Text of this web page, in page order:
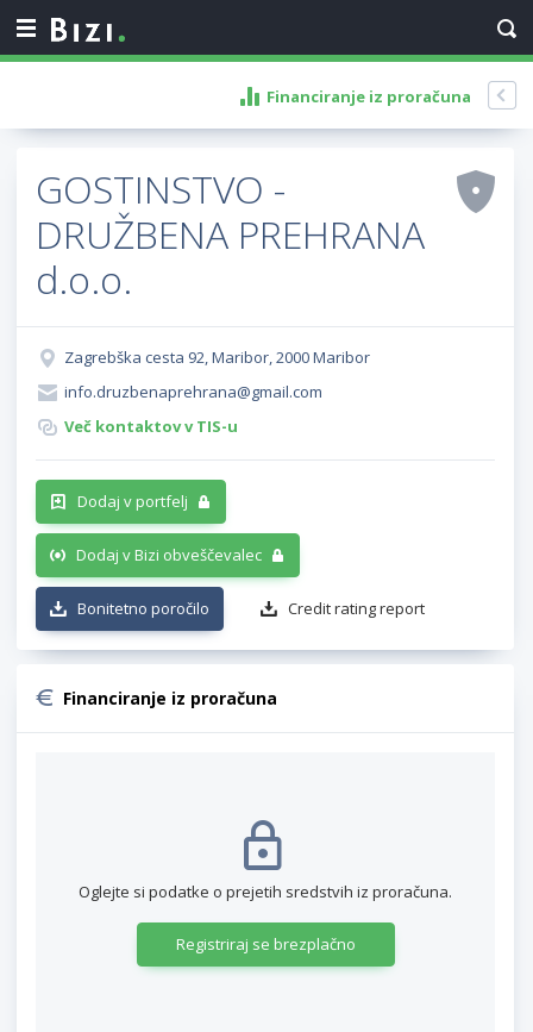
Financiranje iz proračuna
GOSTINSTVO -
DRUŽBENA PREHRANA
d.o.o.
Zagrebška cesta 92, Maribor, 2000 Maribor
info.druzbenaprehrana@gmail.com
Več kontaktov v TIS-u
Dodaj v portfelj
Dodaj v Bizi obveščevalec
Bonitetno poročilo Credit rating report
Financiranje iz proračuna
Oglejte si podatke o prejetih sredstvih iz proračuna.
Registriraj se brezplačno